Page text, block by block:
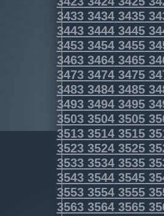
343334343435
344334443445
345334543455
346334643465
347334743475
348334843485
349334943495
350335043505
351335143515
352335243525
353335343535
354335443545
355335543555
356335643565